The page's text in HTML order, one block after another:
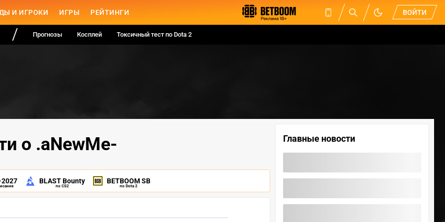
И ИГРОКИ ИГРЫ РЕЙТИНГИ ВОЙТИ
Прогнозы Косплей Токсичный тест по Dota 2
о .aNewMe-
BLAST Bounty
по CS2
BETBOOM SB
по Dota 2
Главные новости